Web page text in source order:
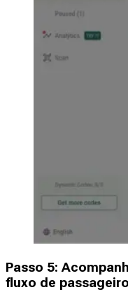
Passo 5:
fluxo de